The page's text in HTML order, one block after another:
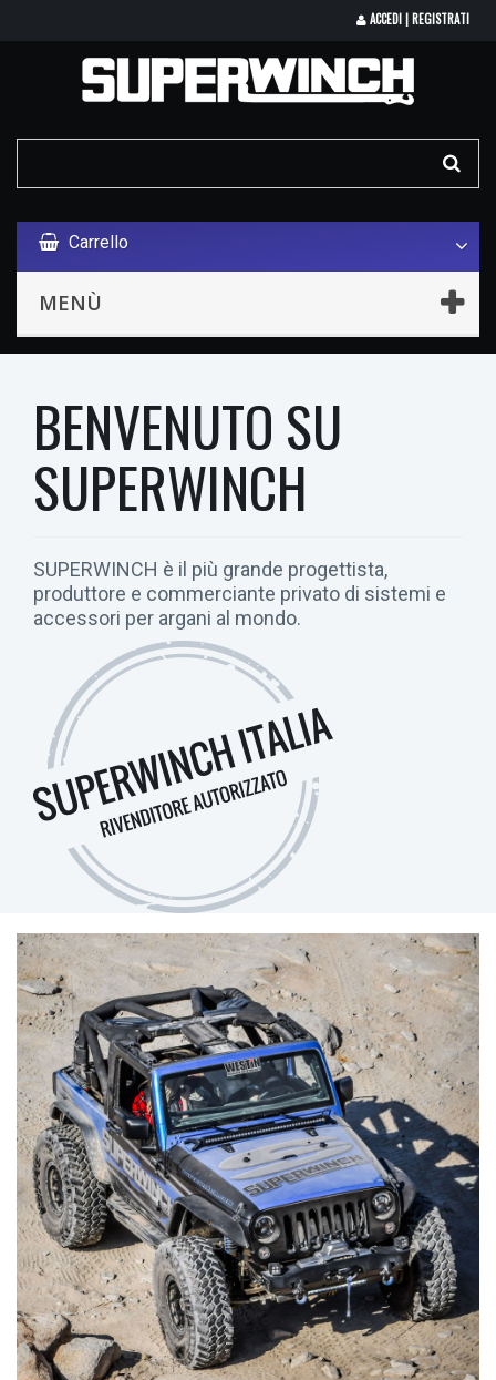
ACCEDI | REGISTRATI
Carrello
MENÙ
BENVENUTO SU
SUPERWINCH
SUPERWINCH è il più grande progettista,
produttore e commerciante privato di sistemi e
accessori per argani al mondo.